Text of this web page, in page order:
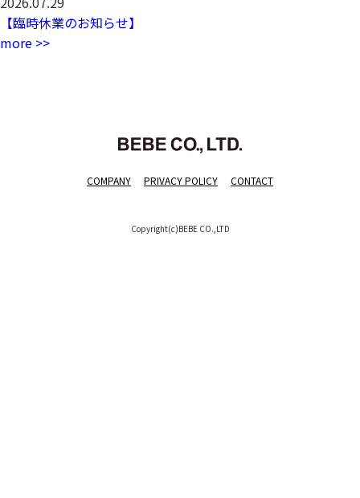
【臨時休業のお知らせ】
more >>
COMPANY PRIVACY POLICY CONTACT
Copyright(c)BEBE CO.,LTD